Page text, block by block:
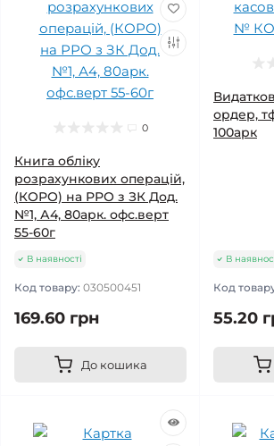
0
Книга обліку
розрахункових операцій,
(КОРО) на РРО з ЗК Дод.
№1, А4, 80арк. офс.верт
55-60г
В наявності
Код товару: 030500451
169.60 грн
До кошика
ордер,
100арк
В
Код
55.20